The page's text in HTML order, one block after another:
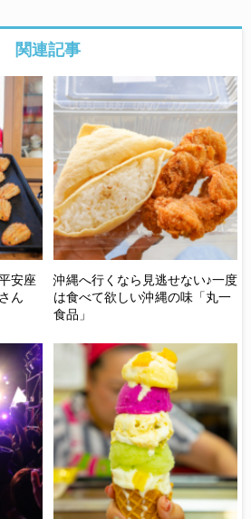
関連記事
安座
ん
沖縄へ行くなら見逃せない♪一度
は食べて欲しい沖縄の味「丸一
食品」